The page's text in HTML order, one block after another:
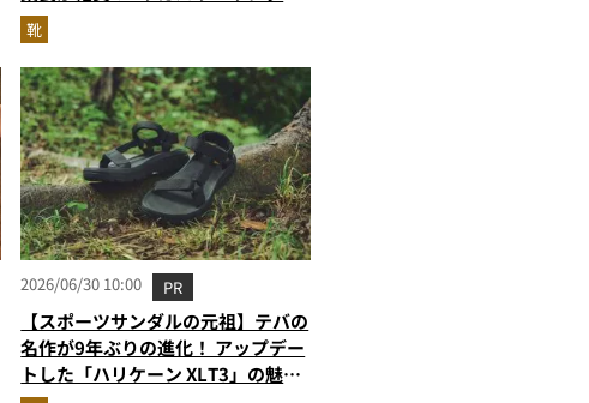
級に快適”な3Dプリントスニーカー
『コレ買いです』Vol.173
靴
2026/06/30 10:00 PR
【スポーツサンダルの元祖】テバの
名作が9年ぶりの進化！ アップデー
トした「ハリケーン XLT3」の魅力